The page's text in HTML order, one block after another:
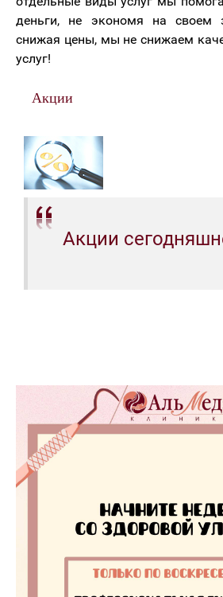
деньги, не экономя на своем
снижая цены, мы не снижаем
услуг!
Акции
Акции